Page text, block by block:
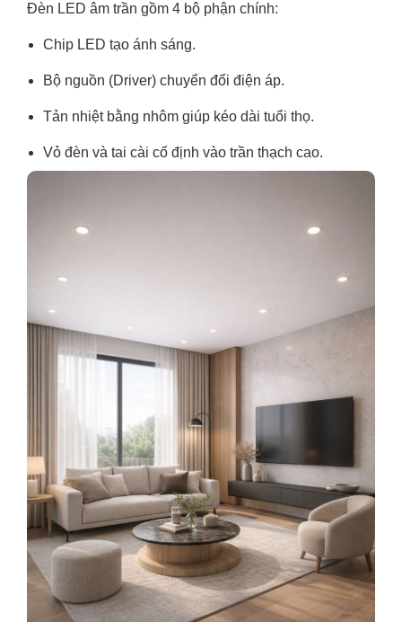
Đèn LED âm trần gồm 4 bộ phận chính:
Chip LED tạo ánh sáng.
Bộ nguồn (Driver) chuyển đổi điện áp.
Tản nhiệt bằng nhôm giúp kéo dài tuổi thọ.
Vỏ đèn và tai cài cố định vào trần thạch cao.